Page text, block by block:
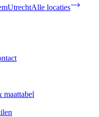
UtrechtAlle locaties
maattabel